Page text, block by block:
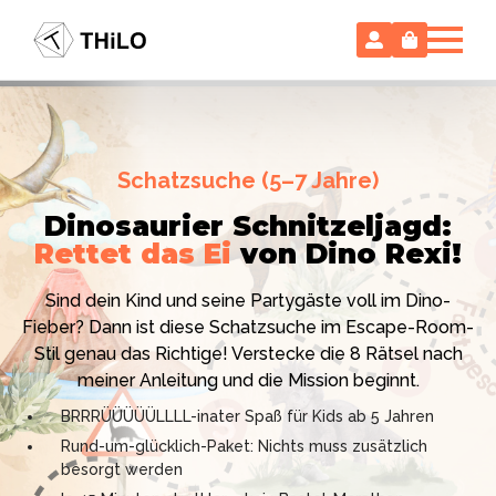
Hollywood-Action im
Kinderzimmer – ohne
Vorbereitungsstress!
Ich bin THiLO, "Dein SPIEGEL"-Bestseller-Autor und
TV-Profi (ZDF "1, 2 oder 3"). Entdecke jetzt meine
Schatzsuchen und Escape Rooms zum Sofort-
Download. Und natürlich meine Ebooks.
Schatzsuche (5–7 Jahre)
Dinosaurier Schnitzeljagd:
Rettet das Ei von Dino Rexi!
Sind dein Kind und seine Partygäste voll im Dino-
Fieber? Dann ist diese Schatzsuche im Escape-Room-
Stil genau das Richtige! Verstecke die 8 Rätsel nach
meiner Anleitung und die Mission beginnt.
BRRRÜÜÜÜÜLLLL-inater Spaß für Kids ab 5 Jahren
Rund-um-glücklich-Paket: Nichts muss zusätzlich
besorgt werden
Escape Room (ab 8 oder 12 Jahre)
Locked-up Agents: Im Labor
des Virologen
Das gab es noch nie: Verwandele dein Zuhause in ein
High-Tech Labor! Unser 24-seitiges PDF enthält alles:
Mission, Agentenausweise, Rätsel und Requisiten.
Knackt den Fall in 90 Minuten!
Kniffliger Rätselspaß für 2 bis 6 Spieler (8 - 11 oder 12–
99 Jahre)
Professionelles PDF: Agentenausweise & Schilder
inklusive